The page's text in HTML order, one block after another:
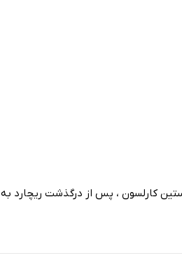
کارلسون ، پس از درگذشت ریچارد به